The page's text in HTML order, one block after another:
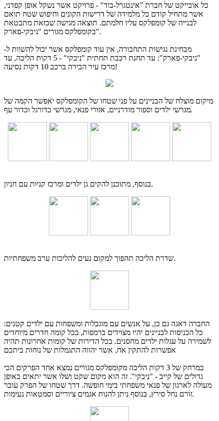
כל אובייקט של חברת "אינטגרל-בוד" - פרויקט אשר נשקל אופן קפדני,
אשר מתחיל קודם כל מלמידה של דרישות הקונים וחיפוש שטח תואם
לבנייה של קומפלקס עליו חלמתם. תוצאה מגישה שכזאת מתבטאת
בקומפלקס מגורים "ניבקי-פארק".
מבחינת נגישות התחבורה, אין עוד קומפלקס אשר יכול להשוות ל-
"ניבקי-פארק": עד תחנת רכבת תחתית "ניבקי" - 5 דקות הליכה, עד
מרכז עיר הבירה ברכב 10 דקות נסיעה!
מיקום מוצלח של הבניינים על פני שטחו של הקומפלקס יאפשר הקמה של
מגרשי ילדים וספור מודרניים, אזורי פנאי, מגרשי כדורגל וכדור עף.
בנוסף, מתוכנן להקים גן ילדים ומרכז קניות עם חניון.
שדרת הליכה תהפוך למקום נעים להליכות ערב משפחתיות.
החברה דאגה גם כן, על אנשים עם מוגבלות ומשפחות עם ילדים קטנים:
כל הכניסות לבניינים יהיו מצוידים ברמפות, בכל קומה חדרים מיוחדים
לשמירה על עגלות ילדים מחסנים. בכל הדירות של קומות אחרונות תהיה
אפשרות להתקין אח, אשר יהווה התגמלות של נוחות ביתכם
במרחק של 3 דקות הליכה מקומפלקס מגורים נמצא אחד הפרקים הכי
גדולים של קייב - "ניבקי". זה הוא מקום שקט ושלו אשר יתאים באופן
מעולה לארגון של פנאי משפחתי בימי חופשה. דרך שטחו של הפרק עובר
זורם נחל סירץ, בנוסף ניתן להנות אגמים ציוריים וסמטאות נעימות.